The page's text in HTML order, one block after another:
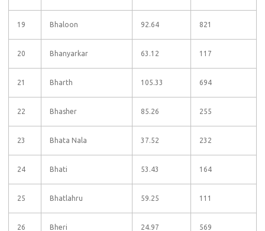
19 Bhaloon 92.64 821
20 Bhanyarkar 63.12 117
21 Bharth 105.33 694
22 Bhasher 85.26 255
23 Bhata Nala 37.52 232
24 Bhati 53.43 164
25 Bhatlahru 59.25 111
26 Bheri 24.97 569